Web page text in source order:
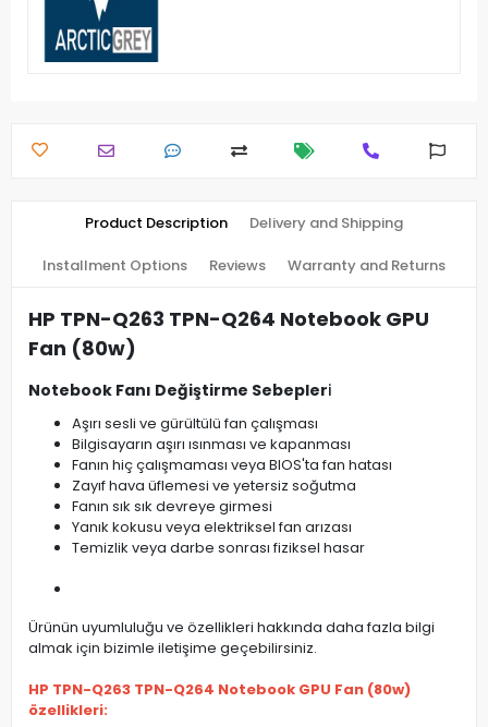
Product Description Delivery and Shipping
Installment Options Reviews Warranty and Returns
HP TPN-Q263 TPN-Q264 Notebook GPU
Fan (80w)
Notebook Fanı Değiştirme Sebepleri
Aşırı sesli ve gürültülü fan çalışması
Bilgisayarın aşırı ısınması ve kapanması
Fanın hiç çalışmaması veya BIOS'ta fan hatası
Zayıf hava üflemesi ve yetersiz soğutma
Fanın sık sık devreye girmesi
Yanık kokusu veya elektriksel fan arızası
Temizlik veya darbe sonrası fiziksel hasar
Ürünün uyumluluğu ve özellikleri hakkında daha fazla bilgi
almak için bizimle iletişime geçebilirsiniz.
HP TPN-Q263 TPN-Q264 Notebook GPU Fan (80w)
özellikleri: